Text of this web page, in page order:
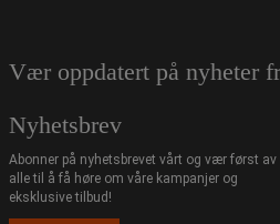
Vær oppdatert på nyheter
Nyhetsbrev
Abonner på nyhetsbrevet vårt og vær først av
alle til å få høre om våre kampanjer og
eksklusive tilbud!